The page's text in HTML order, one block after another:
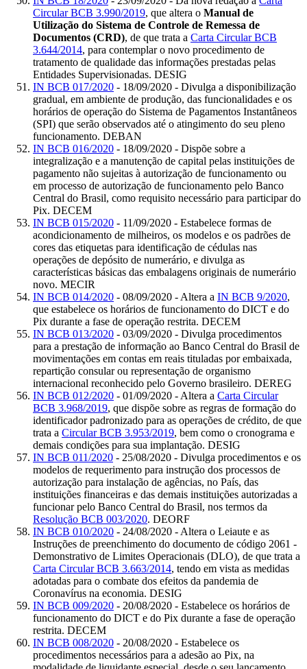
Circular BCB 3.990/2019, que altera o Manual de
Utilização do Sistema de Controle de Remessa de
Documentos (CRD), de que trata a Carta Circular BCB
3.644/2014, para contemplar o novo procedimento de
tratamento de qualidade das informações prestadas pelas
Entidades Supervisionadas. DESIG
IN BCB 017/2020 - 18/09/2020 - Divulga a disponibilização
gradual, em ambiente de produção, das funcionalidades e os
horários de operação do Sistema de Pagamentos Instantâneos
(SPI) que serão observados até o atingimento do seu pleno
funcionamento. DEBAN
IN BCB 016/2020 - 18/09/2020 - Dispõe sobre a
integralização e a manutenção de capital pelas instituições de
pagamento não sujeitas à autorização de funcionamento ou
em processo de autorização de funcionamento pelo Banco
Central do Brasil, como requisito necessário para participar do
Pix. DECEM
IN BCB 015/2020 - 11/09/2020 - Estabelece formas de
acondicionamento de milheiros, os modelos e os padrões de
cores das etiquetas para identificação de cédulas nas
operações de depósito de numerário, e divulga as
características básicas das embalagens originais de numerário
novo. MECIR
IN BCB 014/2020 - 08/09/2020 - Altera a IN BCB 9/2020,
que estabelece os horários de funcionamento do DICT e do
Pix durante a fase de operação restrita. DECEM
IN BCB 013/2020 - 03/09/2020 - Divulga procedimentos
para a prestação de informação ao Banco Central do Brasil de
movimentações em contas em reais tituladas por embaixada,
repartição consular ou representação de organismo
internacional reconhecido pelo Governo brasileiro. DEREG
IN BCB 012/2020 - 01/09/2020 - Altera a Carta Circular
BCB 3.968/2019, que dispõe sobre as regras de formação do
identificador padronizado para as operações de crédito, de que
trata a Circular BCB 3.953/2019, bem como o cronograma e
demais condições para sua implantação. DESIG
IN BCB 011/2020 - 25/08/2020 - Divulga procedimentos e os
modelos de requerimento para instrução dos processos de
autorização para instalação de agências, no País, das
instituições financeiras e das demais instituições autorizadas a
funcionar pelo Banco Central do Brasil, nos termos da
Resolução BCB 003/2020. DEORF
IN BCB 010/2020 - 24/08/2020 - Altera o Leiaute e as
Instruções de preenchimento do documento de código 2061 -
Demonstrativo de Limites Operacionais (DLO), de que trata a
Carta Circular BCB 3.663/2014, tendo em vista as medidas
adotadas para o combate dos efeitos da pandemia de
Coronavírus na economia. DESIG
IN BCB 009/2020 - 20/08/2020 - Estabelece os horários de
funcionamento do DICT e do Pix durante a fase de operação
restrita. DECEM
IN BCB 008/2020 - 20/08/2020 - Estabelece os
procedimentos necessários para a adesão ao Pix, na